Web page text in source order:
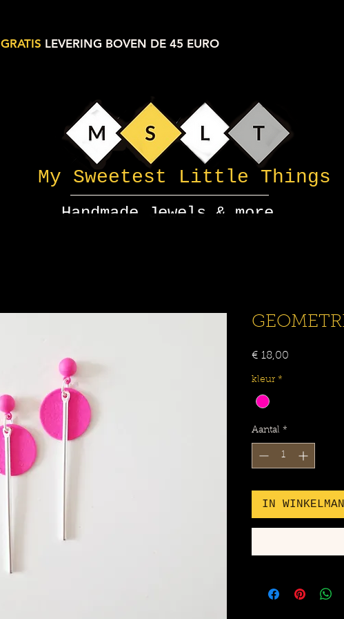
GRATIS LEVERING BOVEN DE 45 EURO
My Sweetest Little Things
Handmade Jewels & more
€ 18,00
kleur *
Aantal *
IN